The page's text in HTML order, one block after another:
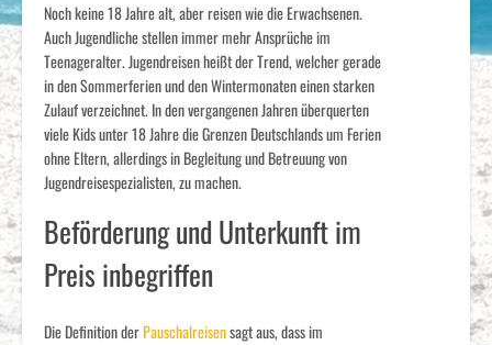
Noch keine 18 Jahre alt, aber reisen wie die Erwachsenen.
Auch Jugendliche stellen immer mehr Ansprüche im
Teenageralter. Jugendreisen heißt der Trend, welcher gerade
in den Sommerferien und den Wintermonaten einen starken
Zulauf verzeichnet. In den vergangenen Jahren überquerten
viele Kids unter 18 Jahre die Grenzen Deutschlands um Ferien
ohne Eltern, allerdings in Begleitung und Betreuung von
Jugendreisespezialisten, zu machen.
Beförderung und Unterkunft im
Preis inbegriffen
Die Definition derPauschalreisensagt aus, dass im